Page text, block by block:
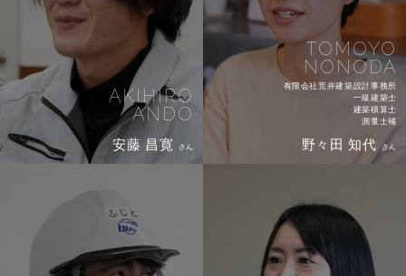
AKIHIRO
ANDO
安藤 昌寛 さん
TOMOYO
NONODA
有限会社荒井建築設計事務所
一級建築士
建築積算士
測量士補
野々田 知代 さん